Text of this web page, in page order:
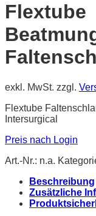
Flextube
exkl. MwSt. zzgl.
Flextube
Intersurgical
Preis nach Login
Art.-Nr.: n.a.
Beschreibung
Zusätzliche